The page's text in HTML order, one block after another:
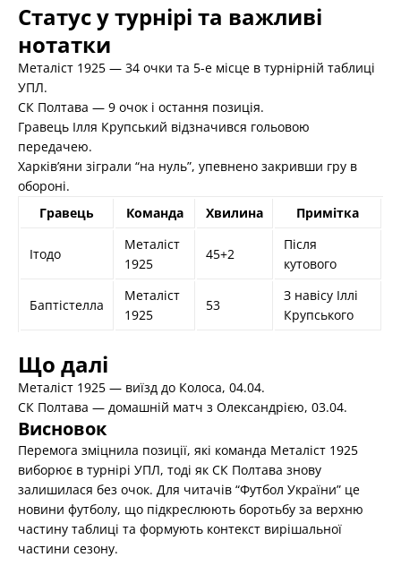
Статус у турнірі та важливі
нотатки
Металіст 1925 — 34 очки та 5-е місце в турнірній таблиці
УПЛ.
СК Полтава — 9 очок і остання позиція.
Гравець Ілля Крупський відзначився гольовою
передачею.
Харків’яни зіграли “на нуль”, упевнено закривши гру в
обороні.
Гравець
Команда Хвилина Примітка
Ітодо
Металіст
1925
45+2
Після
кутового
Баптістелла
Металіст
1925
53
З навісу Іллі
Крупського
Що далі
Металіст 1925 — виїзд до Колоса, 04.04.
СК Полтава — домашній матч з Олександрією, 03.04.
Висновок
Перемога зміцнила позиції, які команда Металіст 1925
виборює в турнірі УПЛ, тоді як СК Полтава знову
залишилася без очок. Для читачів “Футбол України” це
новини футболу, що підкреслюють боротьбу за верхню
частину таблиці та формують контекст вирішальної
частини сезону.